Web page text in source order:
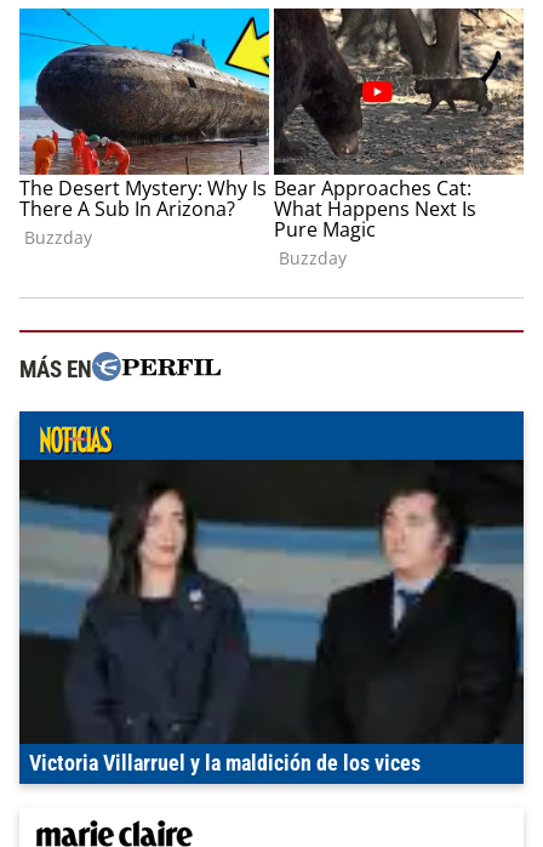
MÁS EN
Victoria Villarruel y la maldición de los vices